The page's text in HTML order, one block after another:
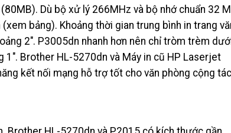
Dù bộ xử lý 266MHz và bộ nhớ chuẩn 32
bảng). Khoảng thời gian trung bình in trang
2″. P3005dn nhanh hơn nên chỉ tròm trèm
1″. Brother HL-5270dn và Máy in cũ HP Laserjet
kết nối mạng hỗ trợ tốt cho văn phòng cộng